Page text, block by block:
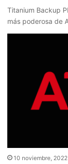
Titanium Backup
más poderosa de
10 noviembre, 2022